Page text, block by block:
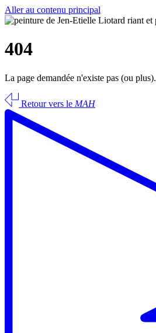
Aller au contenu principal
404
La page demandée n'existe pas (ou plus).
Retour vers le MAH